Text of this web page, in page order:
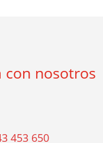
con nosotros
453 650